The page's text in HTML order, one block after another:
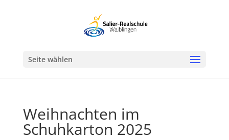
Seite wählen
Weihnachten im
Schuhkarton 2025